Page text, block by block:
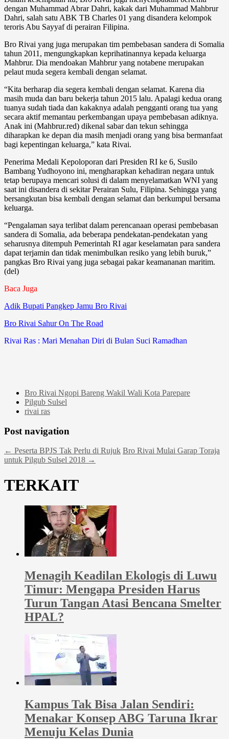
dengan Muhammad Abrar Dahri, kakak dari Muhammad Mahbrur
Dahri, salah satu ABK TB Charles 01 yang disandera kelompok
teroris Abu Sayyaf di perairan Filipina.
Bro Rivai yang juga merupakan tim pembebasan sandera di Somalia
‎tahun 2011, mengungkapkan keprihatinannya kepada keluarga
Mahbrur. Dia mendoakan Mahbrur yang notabene merupakan
pelaut muda segera kembali dengan selamat.
“Kita berharap dia segera kembali dengan selamat. Karena dia
masih muda dan baru bekerja tahun 2015 lalu. Apalagi kedua orang
tuanya sudah tiada‎ dan kakaknya adalah pengganti orang tua yang
secara aktif memantau perkembangan upaya pembebasan adiknya.
Anak ini (Mahbrur.red) dikenal sabar dan tekun sehingga
diharapkan ke depan dia masih menjadi orang yang bisa bermanfaat
bagi kepentingan keluarga,” kata Rivai.
Penerima Medali Kepoloporan dari Presiden RI ke 6, Susilo
Bambang Yudhoyono ini, mengharapkan kehadiran negara ‎untuk
tetap berupaya mencari solusi di dalam menyelamatkan WNI yang
saat ini disandera di sekitar Perairan Sulu, Filipina. Sehingga yang
bersangkutan bisa kembali dengan selamat dan berkumpul bersama
keluarga.
“Pengalaman saya terlibat dalam perencanaan operasi pembebasan
sandera di Somalia, ada beberapa pendekatan-pendekatan yang
seharusnya ditempuh Pemerintah RI agar keselamatan para sandera
dapat terjamin dan tidak menimbulkan resiko yang lebih buruk,”
pangkas Bro Rivai yang juga sebagai pakar keamananan maritim.‎
(del)
Baca Juga
Adik Bupati Pangkep Jamu Bro Rivai
Bro Rivai Sahur On The Road
Rivai Ras : Mari Menahan Diri di Bulan Suci Ramadhan
Bro Rivai Ngopi Bareng Wakil Wali Kota Parepare
Pilgub Sulsel
rivai ras
Post navigation
← Peserta BPJS Tak Perlu di Rujuk ‎Bro Rivai Mulai Garap Toraja
untuk Pilgub Sulsel 2018 →
TERKAIT
Menagih Keadilan Ekologis di Luwu
Timur: Mengapa Presiden Harus
Turun Tangan Atasi Bencana Smelter
HPAL?
Kampus Tak Bisa Jalan Sendiri:
Menakar Konsep ABG Taruna Ikrar
Menuju Kelas Dunia